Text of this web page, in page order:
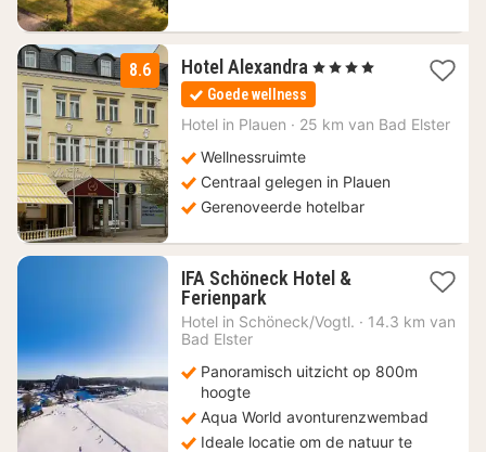
8.6 Hotel Alexandra 1
nacht
vanaf
110,88
, 4 Sterren
Goede wellness
Hotel in Plauen · 25 km van Bad Elster
Wellnessruimte
Centraal gelegen in Plauen
Gerenoveerde hotelbar
IFA Schöneck Hotel &
Ferienpark2
nachten
vanaf
€
Hotel in Schöneck/Vogtl. · 14.3 km van
Bad Elster
Panoramisch uitzicht op 800m
hoogte
Aqua World avonturenzwembad
Ideale locatie om de natuur te